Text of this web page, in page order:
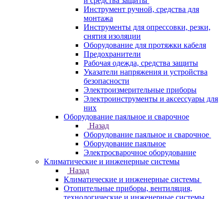
Инструмент ручной, средства для
монтажа
Инструменты для опрессовки, резки,
снятия изоляции
Оборудование для протяжки кабеля
Предохранители
Рабочая одежда, средства защиты
Указатели напряжения и устройства
безопасности
Электроизмерительные приборы
Электроинструменты и аксессуары для
них
Оборудование паяльное и сварочное
Назад
Оборудование паяльное и сварочное
Оборудование паяльное
Электросварочное оборудование
Климатические и инженерные системы
Назад
Климатические и инженерные системы
Отопительные приборы, вентиляция,
технологические и инженерные системы